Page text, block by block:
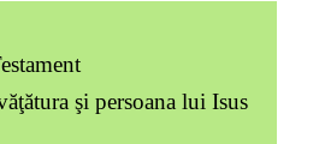
şi persoana lui Isus